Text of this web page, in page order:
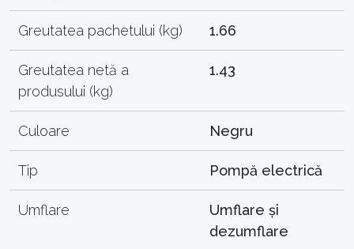
Greutatea pachetului (kg) 1.66
Greutatea netă a
produsului (kg)
1.43
Culoare Negru
Tip Pompă electrică
Umflare
Umflare și
dezumflare